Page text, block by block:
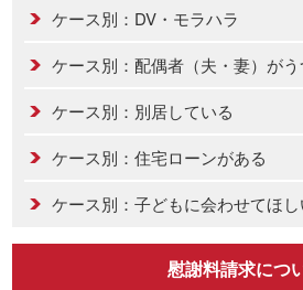
ケース別：DV・モラハラ
ケース別：配偶者（夫・妻）が
ケース別：別居している
ケース別：住宅ローンがある
ケース別：子どもに会わせてほし
慰謝料請求につ